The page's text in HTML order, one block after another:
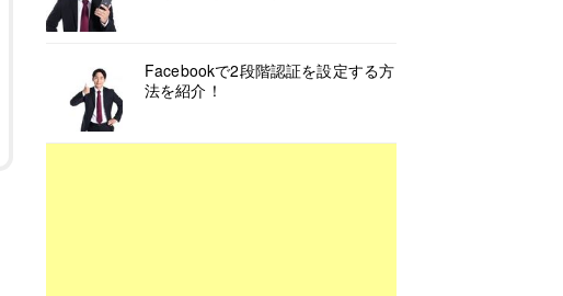
Facebookで2段階認証を設定する方
法を紹介！